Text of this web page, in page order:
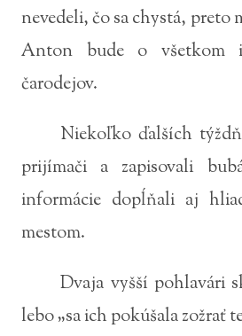
nevedeli, čo sa chystá, preto
Anton bude o všetkom
čarodejov.
Niekoľko ďalších
prijímači a zapisovali
informácie dopĺňali aj
mestom.
Dvaja vyšší pohlavári
lebo „sa ich pokúšala zožrať